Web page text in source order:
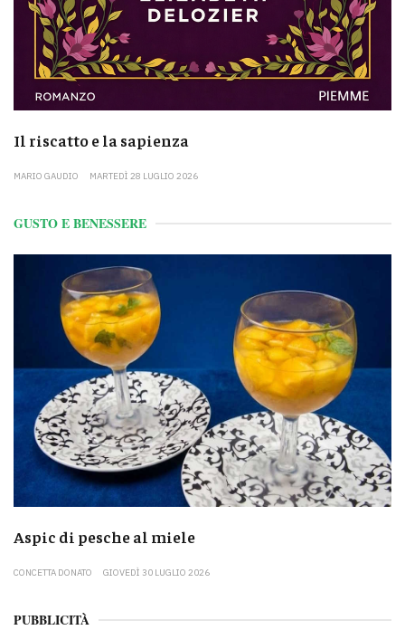
Il riscatto e la sapienza
MARIO GAUDIO MARTEDÌ 28 LUGLIO 2026
GUSTO E BENESSERE
Aspic di pesche al miele
CONCETTA DONATO GIOVEDÌ 30 LUGLIO 2026
PUBBLICITÀ